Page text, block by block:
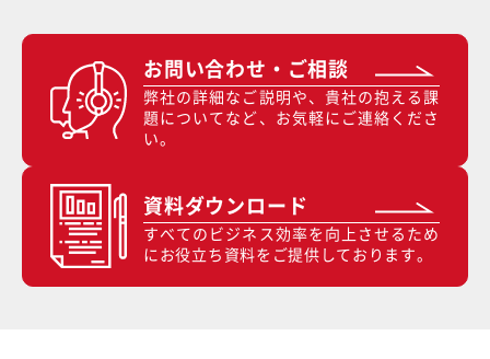
お問い合わせ・ご相談
弊社の詳細なご説明や、貴社の抱える課
題についてなど、お気軽にご連絡くださ
い。
資料ダウンロード
すべてのビジネス効率を向上させるため
にお役立ち資料をご提供しております。